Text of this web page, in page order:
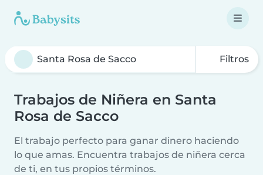
Filtros
Trabajos de Niñera en Santa
Rosa de Sacco
El trabajo perfecto para ganar dinero haciendo
lo que amas. Encuentra trabajos de niñera cerca
de ti, en tus propios términos.